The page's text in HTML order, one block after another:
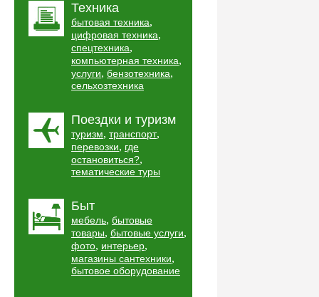
Техника
бытовая техника,
цифровая техника,
спецтехника,
компьютерная техника,
услуги, бензотехника,
сельхозтехника
Поездки и туризм
туризм, транспорт,
перевозки, где
остановиться?,
тематические туры
Быт
мебель, бытовые
товары, бытовые услуги,
фото, интерьер,
магазины сантехники,
бытовое оборудование